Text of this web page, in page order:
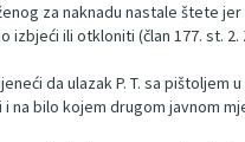
za naknadu nastale štete
ili otkloniti (član 177. st. 2.
da ulazak P. T. sa pištoljem
bilo kojem drugom javnom